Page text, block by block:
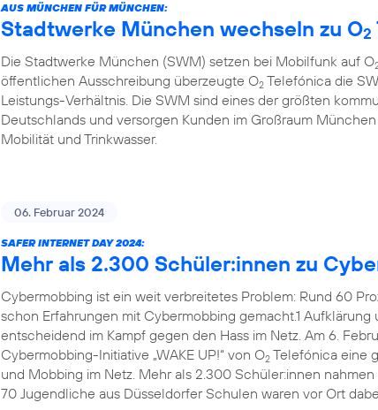
AUS MÜNCHEN FÜR MÜNCHEN:
Stadtwerke München wechseln zu O2
Die Stadtwerke München (SWM) setzen bei Mobilfunk auf O
öffentlichen Ausschreibung überzeugte O2 Telefónica die
Leistungs-Verhältnis. Die SWM sind eines der größten
Deutschlands und versorgen Kunden im Großraum
Mobilität und Trinkwasser.
06. Februar 2024
SAFER INTERNET DAY 2024:
Mehr als 2.300 Schüler:innen zu
Cybermobbing ist ein weit verbreitetes Problem: Rund 60
schon Erfahrungen mit Cybermobbing gemacht.1 Aufklärung
entscheidend im Kampf gegen den Hass im Netz. Am 6.
Cybermobbing-Initiative „WAKE UP!“ von O2 Telefónica eine
und Mobbing im Netz. Mehr als 2.300 Schüler:innen
70 Jugendliche aus Düsseldorfer Schulen waren vor Ort